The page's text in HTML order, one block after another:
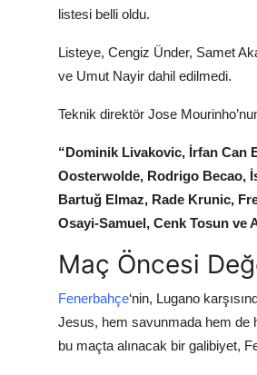
listesi belli oldu.
Listeye, Cengiz Ünder, Samet
ve Umut Nayir dahil edilmedi.
Teknik direktör Jose
“Dominik Livakovic, İrfan Can
Oosterwolde, Rodrigo Becao,
Bartuğ Elmaz, Rade Krunic,
Osayi-Samuel, Cenk Tosun ve
Maç Öncesi
Fenerbahçe‘nin, Lugano
Jesus, hem savunmada hem de
bu maçta alınacak bir galibiyet,